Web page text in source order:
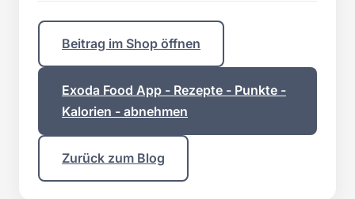
Beitrag im Shop öffnen
Exoda Food App - Rezepte - Punkte -
Kalorien - abnehmen
Zurück zum Blog